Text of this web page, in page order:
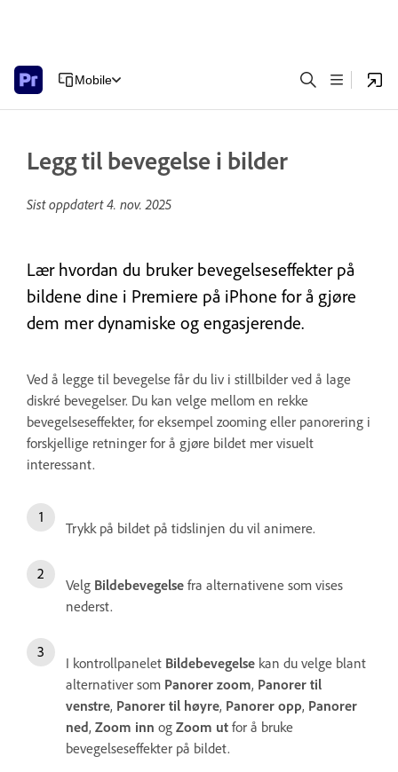
Mobile
Legg til bevegelse i bilder
Sist oppdatert4. nov. 2025
Lær hvordan du bruker bevegelseseffekter på
bildene dine i Premiere på iPhone for å gjøre
dem mer dynamiske og engasjerende.
Ved å legge til bevegelse får du liv i stillbilder ved å lage
diskré bevegelser. Du kan velge mellom en rekke
bevegelseseffekter, for eksempel zooming eller panorering i
forskjellige retninger for å gjøre bildet mer visuelt
interessant.
Trykk på bildet på tidslinjen du vil animere.
Velg Bildebevegelse fra alternativene som vises
nederst.
I kontrollpanelet Bildebevegelse kan du velge blant
alternativer som Panorer zoom, Panorer til
venstre, Panorer til høyre, Panorer opp, Panorer
ned, Zoom inn og Zoom ut for å bruke
bevegelseseffekter på bildet.